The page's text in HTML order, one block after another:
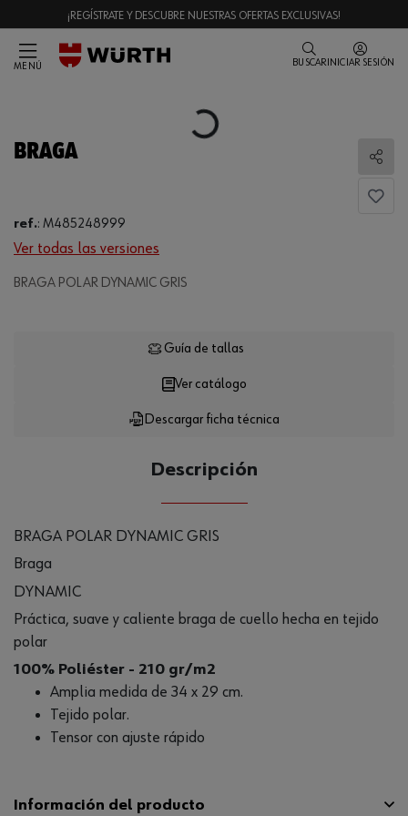
¡REGÍSTRATE Y DESCUBRE NUESTRAS OFERTAS EXCLUSIVAS!
MENÚ BUSCAR INICIAR SESIÓN
Loading...
BRAGA
ref.: M485248999
Ver todas las versiones
BRAGA POLAR DYNAMIC GRIS
Loading...
Descargar ficha técnica
Ver catálogo
Guía de tallas
Descripción
BRAGA POLAR DYNAMIC GRIS
Braga
DYNAMIC
Práctica, suave y caliente braga de cuello hecha en tejido
polar
100% Poliéster - 210 gr/m2
Amplia medida de 34 x 29 cm.
Tejido polar.
Tensor con ajuste rápido
Información del producto